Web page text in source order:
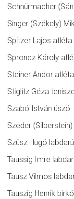
Schnürmacher
Singer (Székely)
Spitzer Lajos atléta
Sproncz Károly
Steiner Andor atléta
Stiglitz Géza
Szabó István úszó
Szeder
Szüsz Hugó
Taussig Imre
Tausz Vilmos
Tauszig Henrik